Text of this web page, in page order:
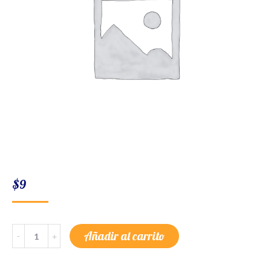
$9
Albacora
Mantequilla
Negra
Añadir al carrito